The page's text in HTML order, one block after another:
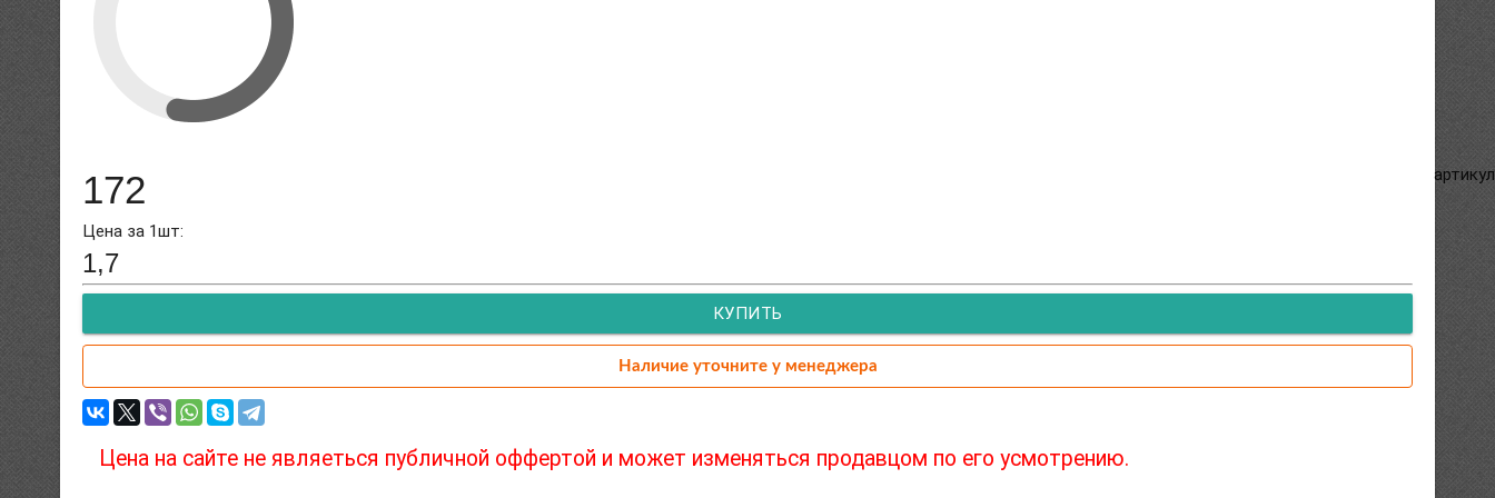
172
Цена за 1шт:
1,7
КУПИТЬ
Наличие уточните у менеджера
Цена на сайте не являеться публичной оффертой и может изменяться продавцом по его усмотрению.